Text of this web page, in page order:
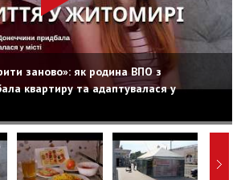
заново»: як родина ВПО з
квартиру та адаптувалася у